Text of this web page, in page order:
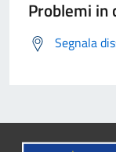
Problemi in
Segnala